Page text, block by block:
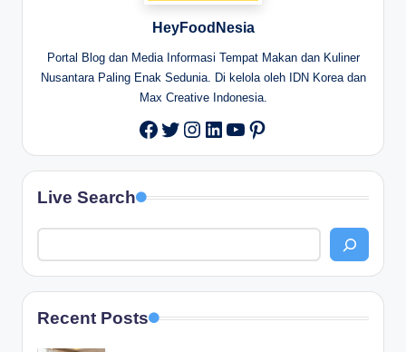
HeyFoodNesia
Portal Blog dan Media Informasi Tempat Makan dan Kuliner
Nusantara Paling Enak Sedunia. Di kelola oleh IDN Korea dan
Max Creative Indonesia.
Facebook
Twitter
Instagram
LinkedIn
YouTube
Pinterest
Live Search
Recent Posts